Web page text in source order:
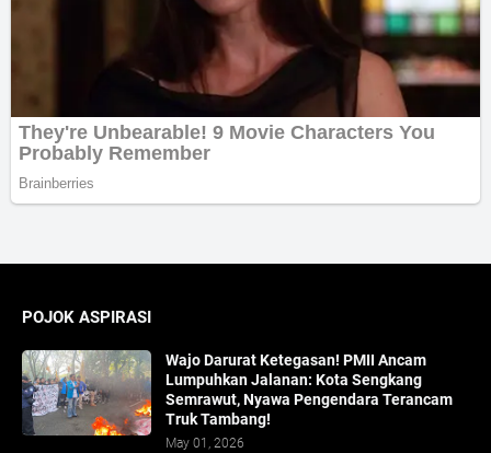
POJOK ASPIRASI
Wajo Darurat Ketegasan! PMII Ancam
Lumpuhkan Jalanan: Kota Sengkang
Semrawut, Nyawa Pengendara Terancam
Truk Tambang!
May 01, 2026